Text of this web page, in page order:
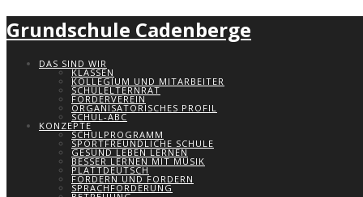
Grundschule Cadenberge
DAS SIND WIR
KLASSEN
KOLLEGIUM UND MITARBEITER
SCHULELTERNRAT
FÖRDERVEREIN
ORGANISATORISCHES PROFIL
SCHUL-ABC
KONZEPTE
SCHULPROGRAMM
SPORTFREUNDLICHE SCHULE
GESUND LEBEN LERNEN
BESSER LERNEN MIT MUSIK
PLATTDEUTSCH
FÖRDERN UND FORDERN
SPRACHFÖRDERUNG